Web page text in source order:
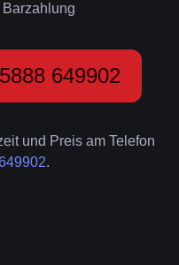
649902
und Preis am Telefon
.